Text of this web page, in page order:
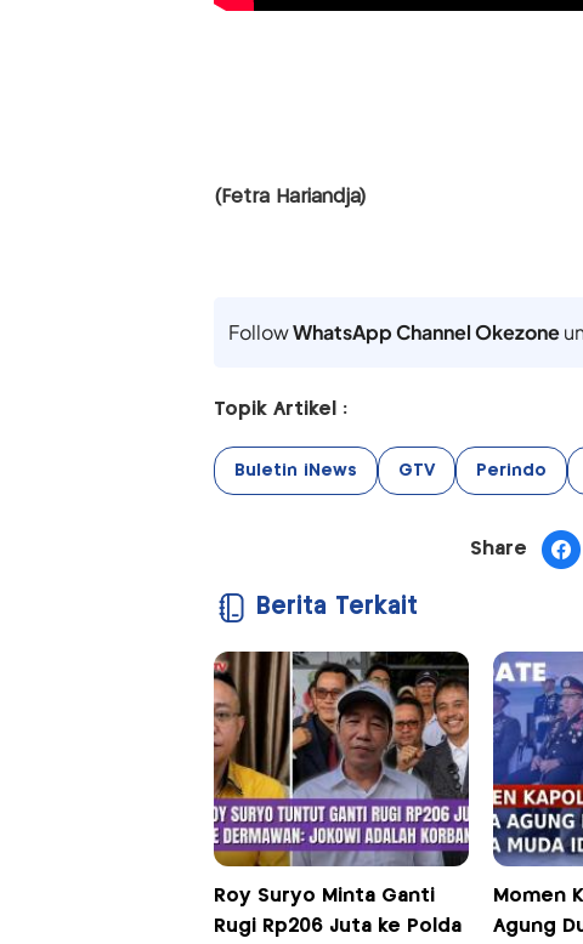
(Fetra Hariandja)
FollowWhatsApp Channel Okezone
Topik Artikel :
Buletin iNews GTV Perindo
Share
Berita Terkait
Roy Suryo Minta Ganti
Rugi Rp206 Juta ke Polda
Momen
Agung